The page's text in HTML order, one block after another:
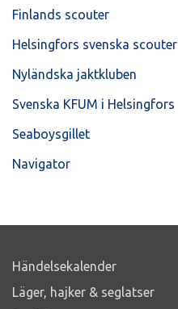
Finlands scouter
Helsingfors svenska scouter
Nyländska jaktkluben
Svenska KFUM i Helsingfors
Seaboysgillet
Navigator
Händelsekalender
Läger, hajker & seglatser